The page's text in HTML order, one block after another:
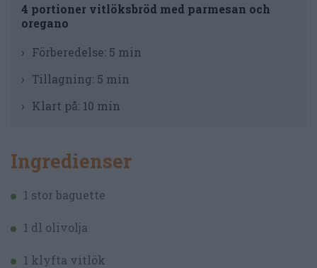
4 portioner vitlöksbröd med parmesan och
oregano
Förberedelse: 5 min
Tillagning: 5 min
Klart på: 10 min
Ingredienser
1 stor baguette
1 dl olivolja
1 klyfta vitlök